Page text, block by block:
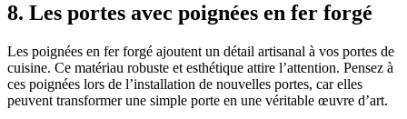
8. Les portes avec poignées en fer forgé
Les poignées en fer forgé ajoutent un détail artisanal à vos portes de
cuisine. Ce matériau robuste et esthétique attire l’attention. Pensez à
ces poignées lors de l’installation de nouvelles portes, car elles
peuvent transformer une simple porte en une véritable œuvre d’art.